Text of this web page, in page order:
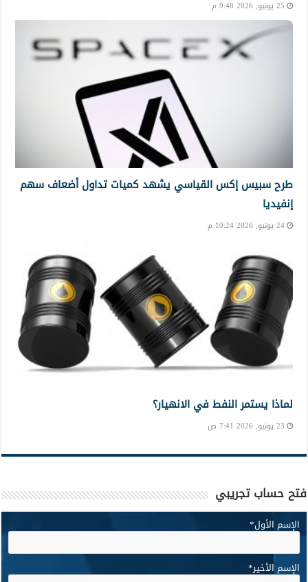
25 يونيو, 2026 9:48 م
طرح سبيس إكس القياسي يشهد كميات تداول أضعاف سهم
إنفيديا
24 يونيو, 2026 10:24 م
لماذا يستمر النفط في الانهيار؟
23 يونيو, 2026 7:41 ص
فتح حساب تجريبي
الإسم الأول*
الإسم الأخير*